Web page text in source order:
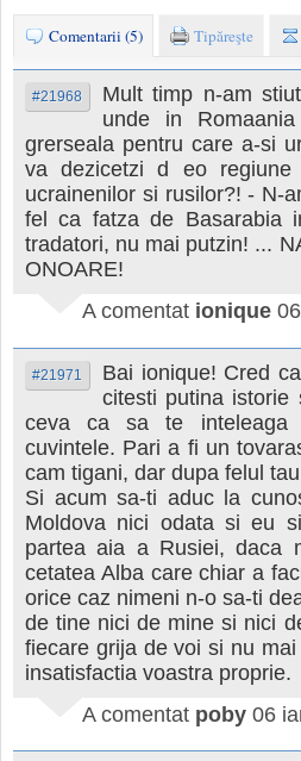
Comentarii (5) Tipăreşte
#21968
Mult timp n-am
unde in
grerseala pentru care a-si
va dezicetzi d eo regiune
ucrainenilor si rusilor?! - N-
fel ca fatza de Basarabia
tradatori, nu mai putzin! ...
ONOARE!
A comentat ionique
#21971
Bai ionique! Cred
citesti putina
ceva ca sa te inteleaga
cuvintele. Pari a fi un
cam tigani, dar dupa felul
Si acum sa-ti aduc la
Moldova nici odata si eu
partea aia a Rusiei, daca
cetatea Alba care chiar a
orice caz nimeni n-o sa-ti
de tine nici de mine si nici
fiecare grija de voi si nu
insatisfactia voastra proprie.
A comentat poby 06